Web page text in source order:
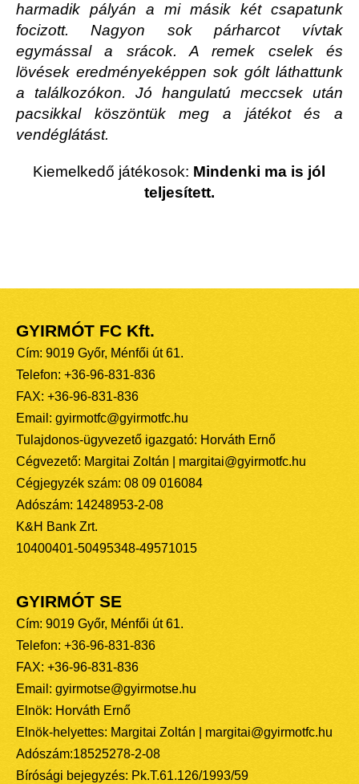
harmadik pályán a mi másik két csapatunk
focizott. Nagyon sok párharcot vívtak
egymással a srácok. A remek cselek és
lövések eredményeképpen sok gólt láthattunk
a találkozókon. Jó hangulatú meccsek után
pacsikkal köszöntük meg a játékot és a
vendéglátást.
Kiemelkedő játékosok: Mindenki ma is jól
teljesített.
GYIRMÓT FC Kft.
Cím: 9019 Győr, Ménfői út 61.
Telefon: +36-96-831-836
FAX: +36-96-831-836
Email: gyirmotfc@gyirmotfc.hu
Tulajdonos-ügyvezető igazgató: Horváth Ernő
Cégvezető: Margitai Zoltán | margitai@gyirmotfc.hu
Cégjegyzék szám: 08 09 016084
Adószám: 14248953-2-08
K&H Bank Zrt.
10400401-50495348-49571015
GYIRMÓT SE
Cím: 9019 Győr, Ménfői út 61.
Telefon: +36-96-831-836
FAX: +36-96-831-836
Email: gyirmotse@gyirmotse.hu
Elnök: Horváth Ernő
Elnök-helyettes: Margitai Zoltán | margitai@gyirmotfc.hu
Adószám:18525278-2-08
Bírósági bejegyzés: Pk.T.61.126/1993/59